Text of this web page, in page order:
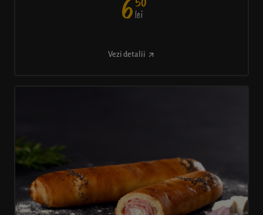
650
lei
Vezi detalii